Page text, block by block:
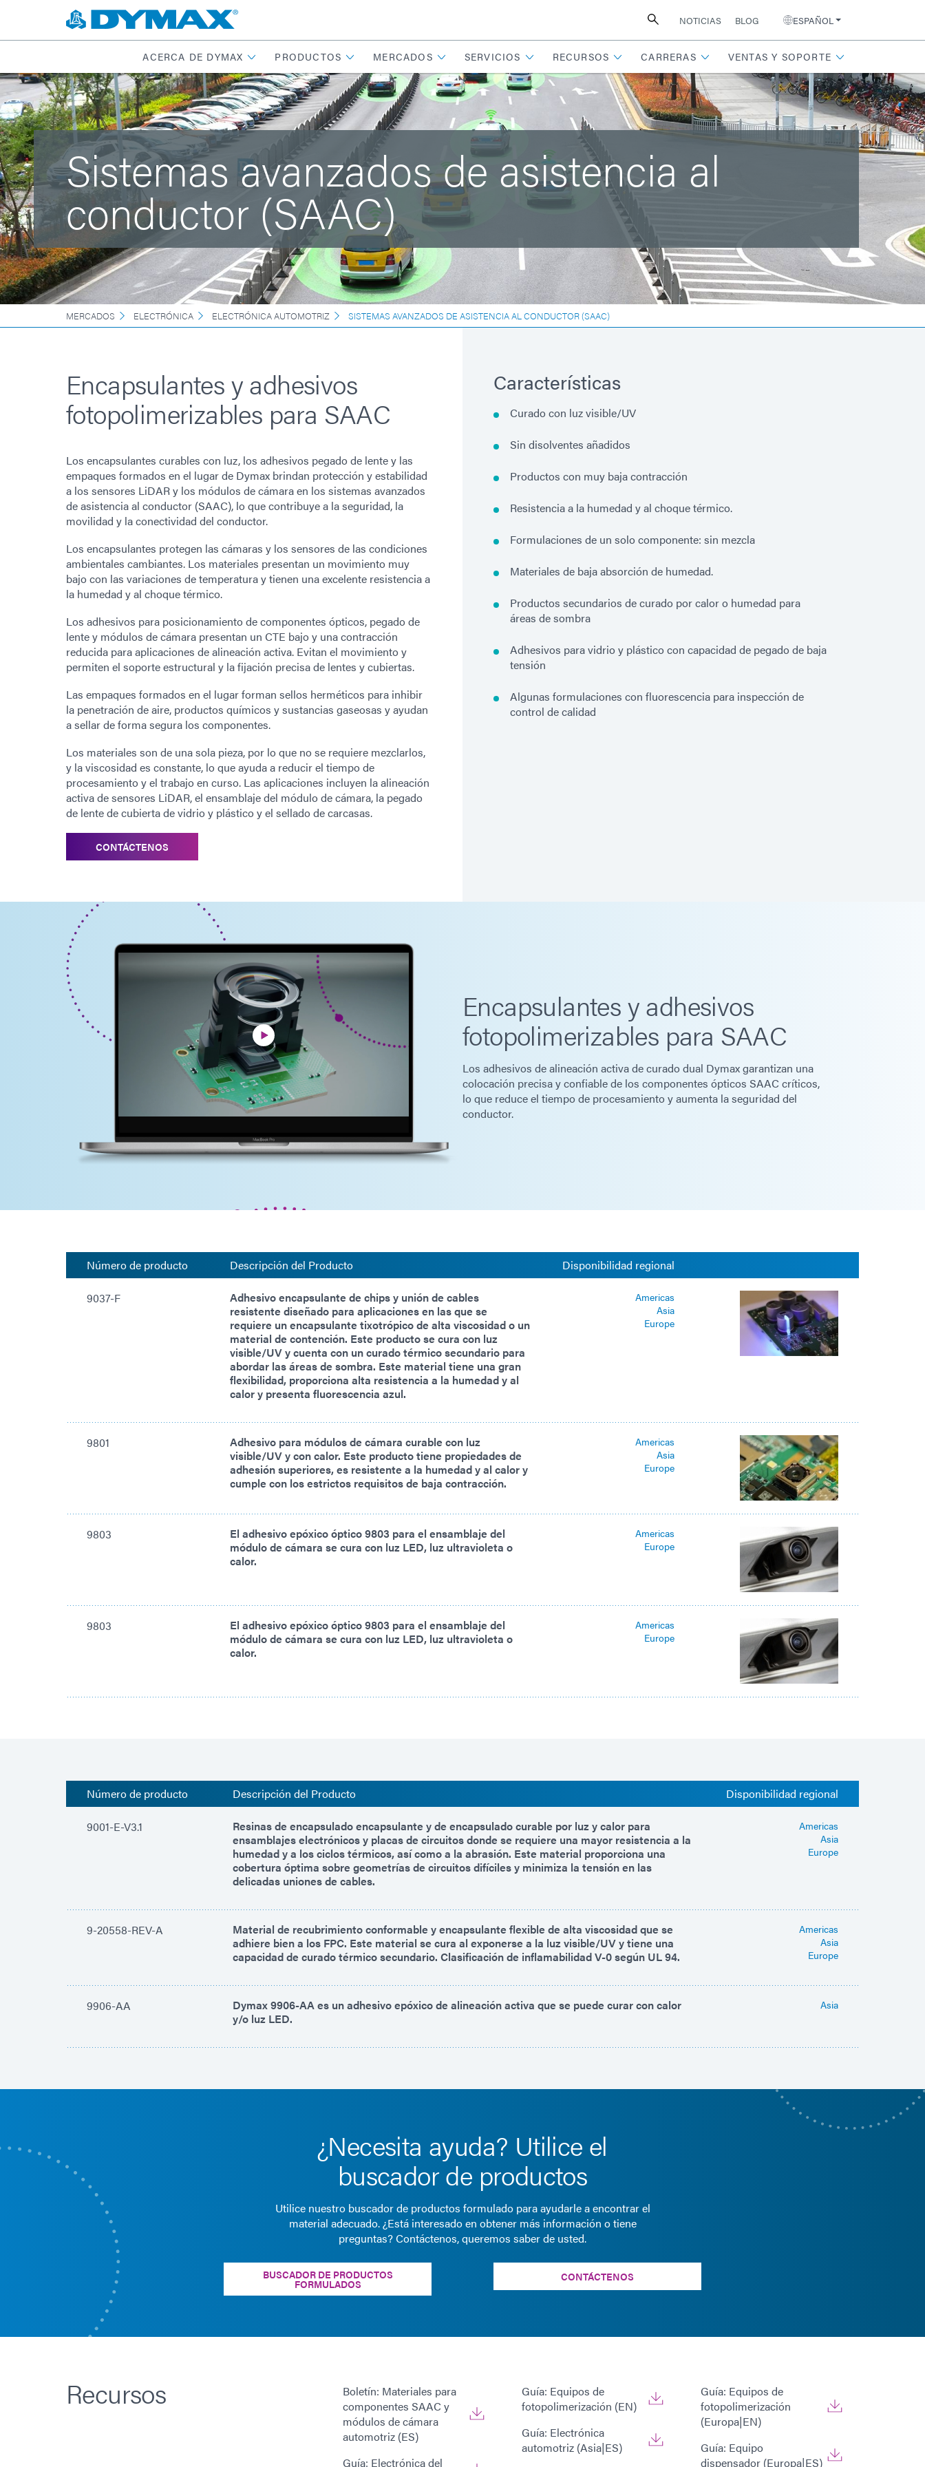
NOTICIAS BLOG ESPAÑOL
ACERCA DE DYMAX PRODUCTOS MERCADOS SERVICIOS RECURSOS CARRERAS VENTAS Y SOPORTE
Sistemas avanzados de asistencia al
conductor (SAAC)
MERCADOS ELECTRÓNICA ELECTRÓNICA AUTOMOTRIZ SISTEMAS AVANZADOS DE ASISTENCIA AL CONDUCTOR (SAAC)
Encapsulantes y adhesivos
fotopolimerizables para SAAC
Los encapsulantes curables con luz, los adhesivos pegado de lente y las
empaques formados en el lugar de Dymax brindan protección y estabilidad
a los sensores LiDAR y los módulos de cámara en los sistemas avanzados
de asistencia al conductor (SAAC), lo que contribuye a la seguridad, la
movilidad y la conectividad del conductor.
Los encapsulantes protegen las cámaras y los sensores de las condiciones
ambientales cambiantes. Los materiales presentan un movimiento muy
bajo con las variaciones de temperatura y tienen una excelente resistencia a
la humedad y al choque térmico.
Los adhesivos para posicionamiento de componentes ópticos, pegado de
lente y módulos de cámara presentan un CTE bajo y una contracción
reducida para aplicaciones de alineación activa. Evitan el movimiento y
permiten el soporte estructural y la fijación precisa de lentes y cubiertas.
Las empaques formados en el lugar forman sellos herméticos para inhibir
la penetración de aire, productos químicos y sustancias gaseosas y ayudan
a sellar de forma segura los componentes.
Los materiales son de una sola pieza, por lo que no se requiere mezclarlos,
y la viscosidad es constante, lo que ayuda a reducir el tiempo de
procesamiento y el trabajo en curso. Las aplicaciones incluyen la alineación
activa de sensores LiDAR, el ensamblaje del módulo de cámara, la pegado
de lente de cubierta de vidrio y plástico y el sellado de carcasas.
CONTÁCTENOS
Características
Curado con luz visible/UV
Sin disolventes añadidos
Productos con muy baja contracción
Resistencia a la humedad y al choque térmico.
Formulaciones de un solo componente: sin mezcla
Materiales de baja absorción de humedad.
Productos secundarios de curado por calor o humedad para
áreas de sombra
Adhesivos para vidrio y plástico con capacidad de pegado de baja
tensión
Algunas formulaciones con fluorescencia para inspección de
control de calidad
Encapsulantes y adhesivos
fotopolimerizables para SAAC
Los adhesivos de alineación activa de curado dual Dymax garantizan una
colocación precisa y confiable de los componentes ópticos SAAC críticos,
lo que reduce el tiempo de procesamiento y aumenta la seguridad del
conductor.
Número de producto Descripción del Producto Disponibilidad regional
9037-F
Adhesivo encapsulante de chips y unión de cables
resistente diseñado para aplicaciones en las que se
requiere un encapsulante tixotrópico de alta viscosidad o un
material de contención. Este producto se cura con luz
visible/UV y cuenta con un curado térmico secundario para
abordar las áreas de sombra. Este material tiene una gran
flexibilidad, proporciona alta resistencia a la humedad y al
calor y presenta fluorescencia azul.
Americas
Asia
Europe
9801
Adhesivo para módulos de cámara curable con luz
visible/UV y con calor. Este producto tiene propiedades de
adhesión superiores, es resistente a la humedad y al calor y
cumple con los estrictos requisitos de baja contracción.
Americas
Asia
Europe
9803
El adhesivo epóxico óptico 9803 para el ensamblaje del
módulo de cámara se cura con luz LED, luz ultravioleta o
calor.
Americas
Europe
9803
El adhesivo epóxico óptico 9803 para el ensamblaje del
módulo de cámara se cura con luz LED, luz ultravioleta o
calor.
Americas
Europe
Número de producto Descripción del Producto Disponibilidad regional
9001-E-V3.1
Resinas de encapsulado encapsulante y de encapsulado curable por luz y calor para
ensamblajes electrónicos y placas de circuitos donde se requiere una mayor resistencia a la
humedad y a los ciclos térmicos, así como a la abrasión. Este material proporciona una
cobertura óptima sobre geometrías de circuitos difíciles y minimiza la tensión en las
delicadas uniones de cables.
Americas
Asia
Europe
9-20558-REV-A
Material de recubrimiento conformable y encapsulante flexible de alta viscosidad que se
adhiere bien a los FPC. Este material se cura al exponerse a la luz visible/UV y tiene una
capacidad de curado térmico secundario. Clasificación de inflamabilidad V-0 según UL 94.
Americas
Asia
Europe
9906-AA
Dymax 9906-AA es un adhesivo epóxico de alineación activa que se puede curar con calor
y/o luz LED.
Asia
¿Necesita ayuda? Utilice el
buscador de productos
Utilice nuestro buscador de productos formulado para ayudarle a encontrar el
material adecuado. ¿Está interesado en obtener más información o tiene
preguntas? Contáctenos, queremos saber de usted.
BUSCADOR DE PRODUCTOS
FORMULADOS
CONTÁCTENOS
Recursos
Boletín: Materiales para
componentes SAAC y
módulos de cámara
automotriz (ES)
Guía: Electrónica del
Guía: Equipos de
fotopolimerización (EN)
Guía: Electrónica
automotriz (Asia|ES)
Guía: Equipos de
fotopolimerización
(Europa|EN)
Guía: Equipo
dispensador (Europa|ES)